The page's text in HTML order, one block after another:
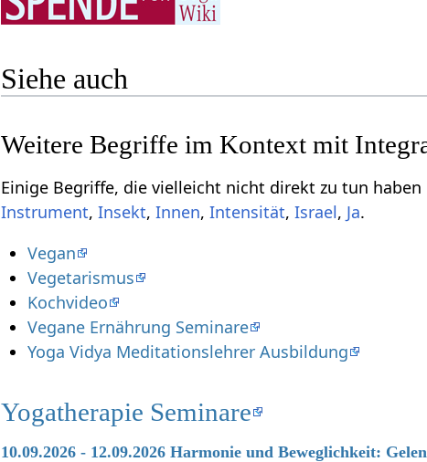
Siehe auch
, , , , , Ja.
Vegan
Vegetarismus
Kochvideo
Vegane Ernährung Seminare
Yoga Vidya Meditationslehrer Ausbildung
Yogatherapie Seminare
10.09.2026 - 12.09.2026 Harmonie und Beweglichkeit: